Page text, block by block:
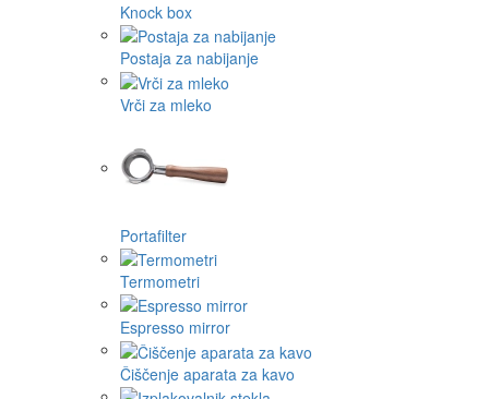
Knock box
Postaja za nabijanje
Vrči za mleko
Portafilter
Termometri
Espresso mirror
Čiščenje aparata za kavo